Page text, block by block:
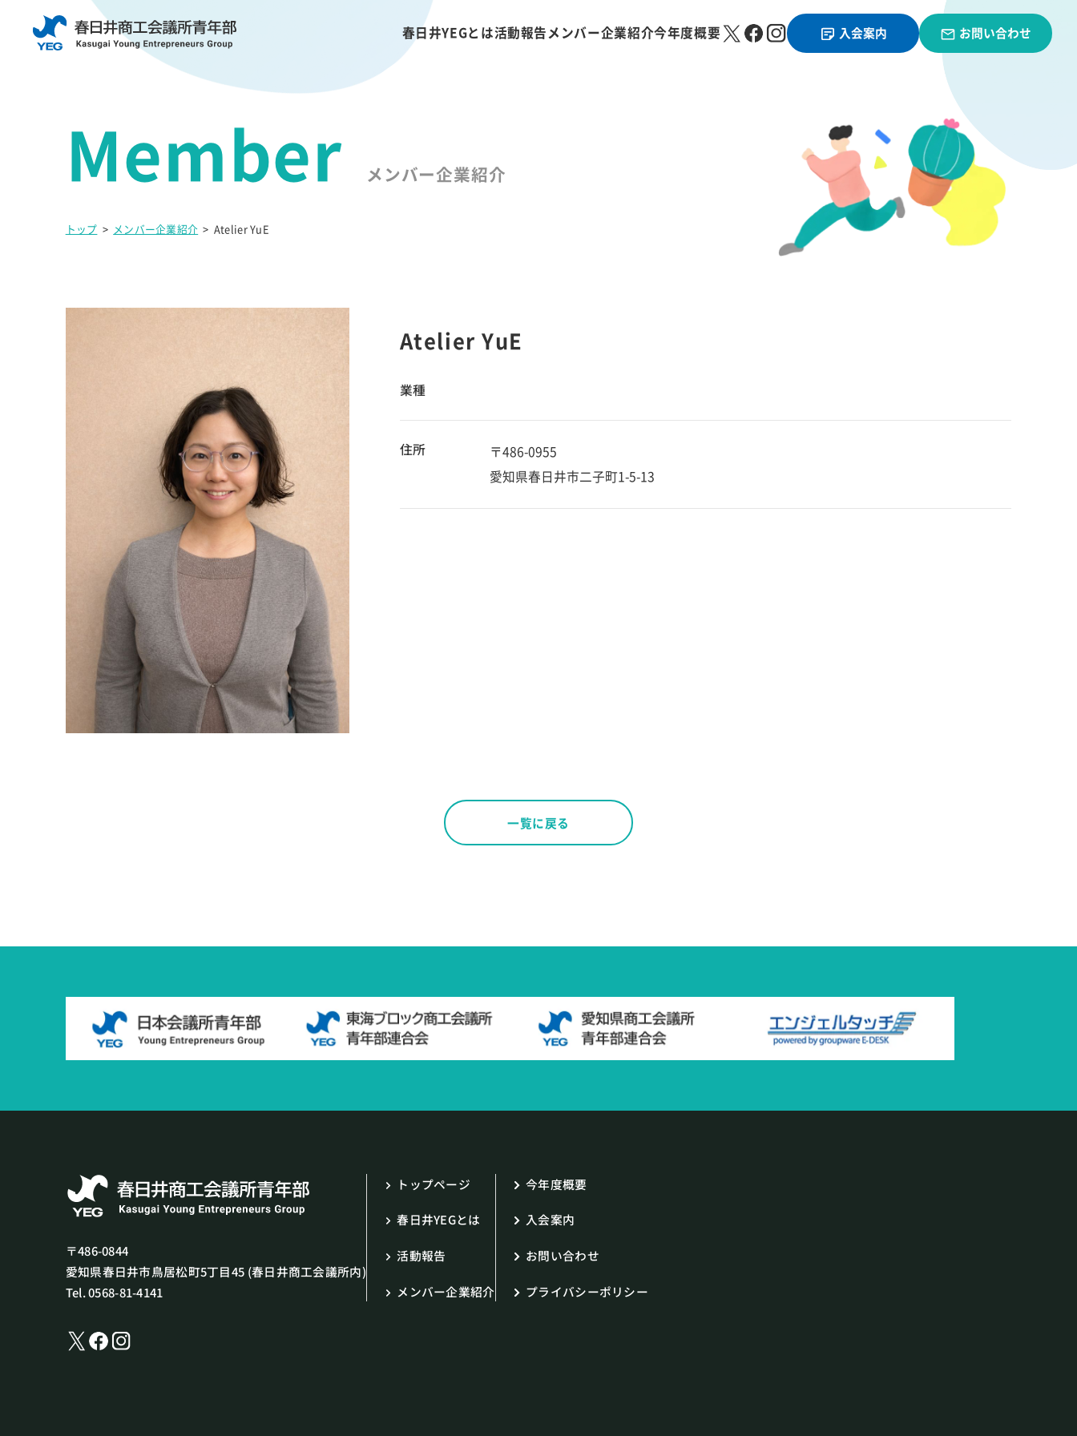
春日井YEGとは活動報告メンバー企業紹介今年度概要 入会案内 お問い合わせ
メンバー企業紹介
トップ > メンバー企業紹介 > Atelier YuE
Atelier YuE
業種
住所
〒486-0955
愛知県春日井市二子町1-5-13
一覧に戻る
〒486-0844
愛知県春日井市鳥居松町5丁目45 (春日井商工会議所内)
Tel. 0568-81-4141
トップページ
春日井YEGとは
活動報告
メンバー企業紹介
今年度概要
入会案内
お問い合わせ
プライバシーポリシー